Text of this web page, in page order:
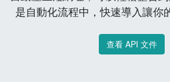
是自動化流程中，快速導入讓你
查看 API 文件